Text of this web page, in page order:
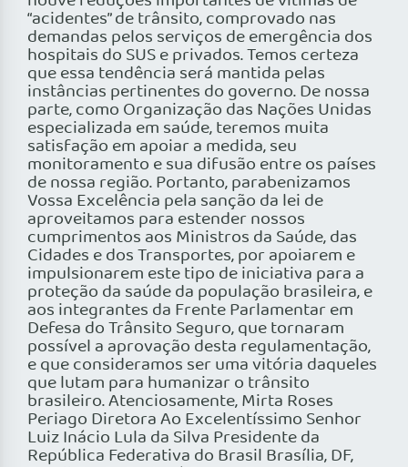
“acidentes” de trânsito, comprovado nas
demandas pelos serviços de emergência dos
hospitais do SUS e privados. Temos certeza
que essa tendência será mantida pelas
instâncias pertinentes do governo. De nossa
parte, como Organização das Nações Unidas
especializada em saúde, teremos muita
satisfação em apoiar a medida, seu
monitoramento e sua difusão entre os países
de nossa região. Portanto, parabenizamos
Vossa Excelência pela sanção da lei de
aproveitamos para estender nossos
cumprimentos aos Ministros da Saúde, das
Cidades e dos Transportes, por apoiarem e
impulsionarem este tipo de iniciativa para a
proteção da saúde da população brasileira, e
aos integrantes da Frente Parlamentar em
Defesa do Trânsito Seguro, que tornaram
possível a aprovação desta regulamentação,
e que consideramos ser uma vitória daqueles
que lutam para humanizar o trânsito
brasileiro. Atenciosamente, Mirta Roses
Periago Diretora Ao Excelentíssimo Senhor
Luiz Inácio Lula da Silva Presidente da
República Federativa do Brasil Brasília, DF,